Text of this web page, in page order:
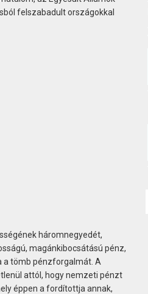
felszabadult országokkal
háromnegyedét,
magánkibocsátású pénz,
a tömb pénzforgalmát. A
attól, hogy nemzeti pénzt
éppen a fordítottja annak,